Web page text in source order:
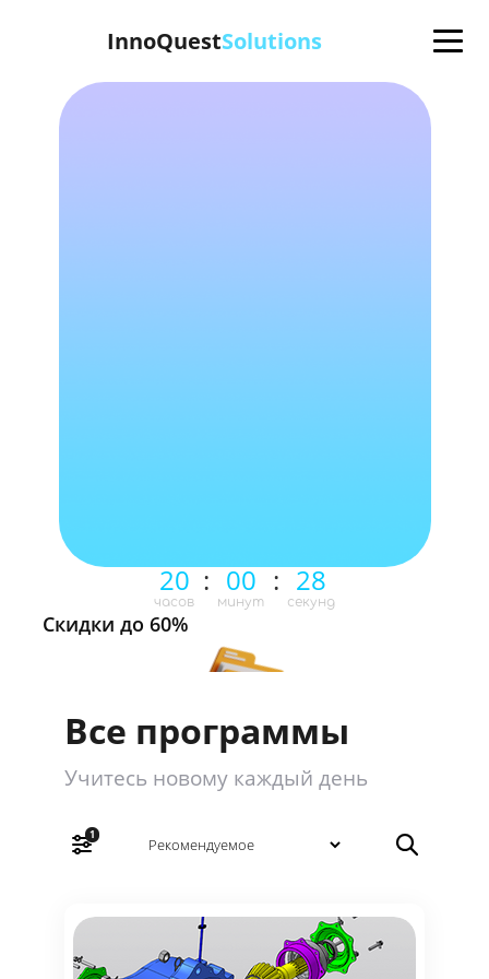
InnoQuestSolutions
20 :
часов
00 :
минут
27
секунд
Скидки до 60%
Все программы
Учитесь новому каждый день
1